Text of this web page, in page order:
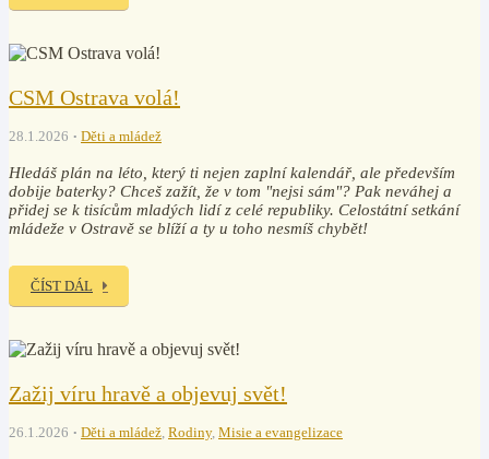
CSM Ostrava volá!
28.1.2026 Děti a mládež
Hledáš plán na léto, který ti nejen zaplní kalendář, ale především
dobije baterky? Chceš zažít, že v tom "nejsi sám"? Pak neváhej a
přidej se k tisícům mladých lidí z celé republiky. Celostátní setkání
mládeže v Ostravě se blíží a ty u toho nesmíš chybět!
ČÍST DÁL
Zažij víru hravě a objevuj svět!
26.1.2026 Děti a mládež, Rodiny, Misie a evangelizace